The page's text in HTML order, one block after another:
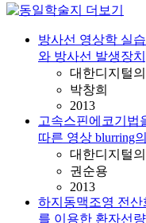
방사선 영상학 실
와 방사선 발생장
대한디지털
박창희
2013
고속스핀에코기법
따른 영상 blurring
대한디지털
권순용
2013
하지동맥조영 전산
를 이용한 환자선